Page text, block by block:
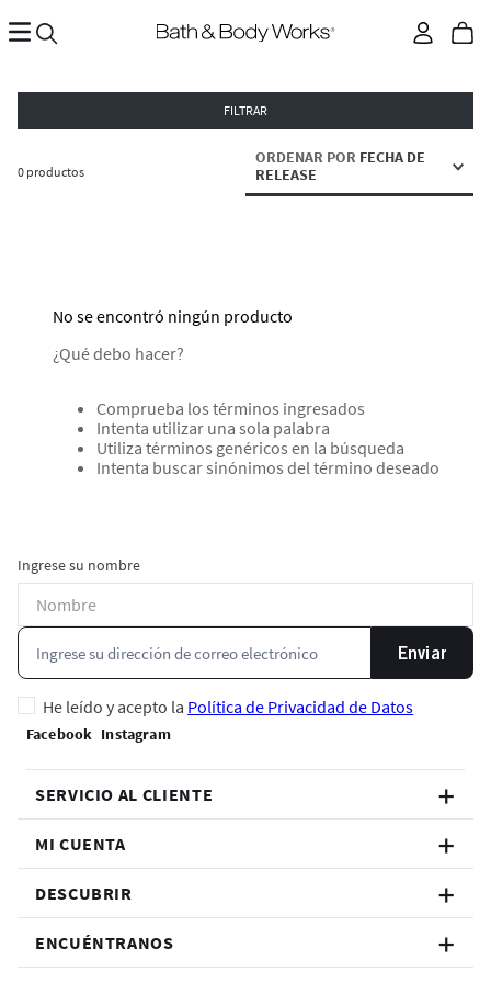
FILTRAR
0 productos
ORDENAR POR FECHA DE
RELEASE
No se encontró ningún producto
¿Qué debo hacer?
Comprueba los términos ingresados
Intenta utilizar una sola palabra
Utiliza términos genéricos en la búsqueda
Intenta buscar sinónimos del término deseado
Ingrese su nombre
Enviar
He leído y acepto la Política de Privacidad de Datos
SERVICIO AL CLIENTE
MI CUENTA
DESCUBRIR
ENCUÉNTRANOS